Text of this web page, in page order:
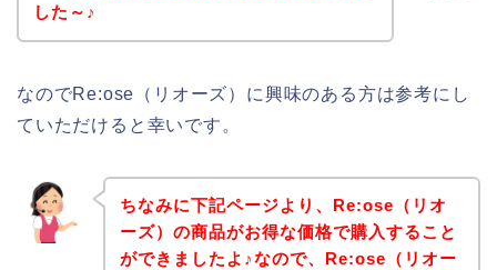
した～♪
なのでRe:ose（リオーズ）に興味のある方は参考にし
ていただけると幸いです。
ちなみに下記ページより、Re:ose（リオ
ーズ）の商品がお得な価格で購入すること
ができましたよ♪なので、Re:ose（リオー